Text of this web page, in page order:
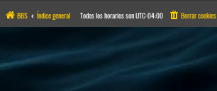
BBS Índice general Todos los horarios sonUTC-04:00 Borrar cookies